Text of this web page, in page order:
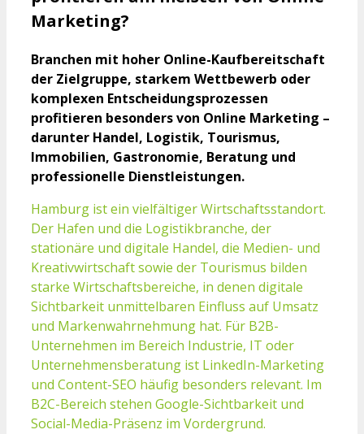
Marketing?
Branchen mit hoher Online-Kaufbereitschaft
der Zielgruppe, starkem Wettbewerb oder
komplexen Entscheidungsprozessen
profitieren besonders von Online Marketing –
darunter Handel, Logistik, Tourismus,
Immobilien, Gastronomie, Beratung und
professionelle Dienstleistungen.
Hamburg ist ein vielfältiger Wirtschaftsstandort.
Der Hafen und die Logistikbranche, der
stationäre und digitale Handel, die Medien- und
Kreativwirtschaft sowie der Tourismus bilden
starke Wirtschaftsbereiche, in denen digitale
Sichtbarkeit unmittelbaren Einfluss auf Umsatz
und Markenwahrnehmung hat. Für B2B-
Unternehmen im Bereich Industrie, IT oder
Unternehmensberatung ist LinkedIn-Marketing
und Content-SEO häufig besonders relevant. Im
B2C-Bereich stehen Google-Sichtbarkeit und
Social-Media-Präsenz im Vordergrund.